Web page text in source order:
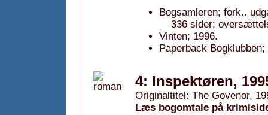
Bogsamleren; fork..
336 sider;
Vinten; 1996.
Paperback Bogklubben;
4: Inspektøren,
Originaltitel: The Govenor,
Læs bogomtale på